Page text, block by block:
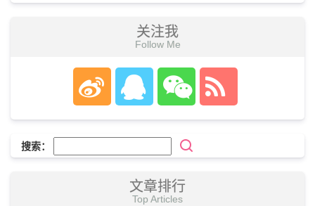
关注我
Follow Me
搜索：
文章排行
Top Articles